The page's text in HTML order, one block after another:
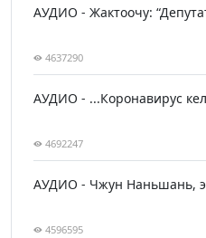
АУДИО - Жактоочу:
4637290
АУДИО - ...Коронавирус
4692247
АУДИО - Чжун Наньшань,
4596595